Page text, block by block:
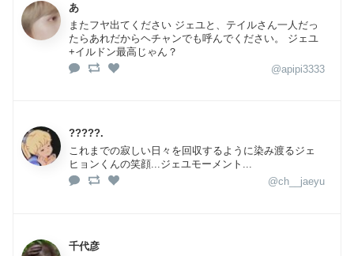
あ
またフヤ出てください ジェユと、テイルさん一人だっ
たらあれだからヘチャンでも呼んでください。 ジェユ
+イルドン最高じゃん？
@apipi3333
?????.
これまでの寂しい日々を回収するように染み渡るジェ
ヒョンくんの笑顔...ジェユモーメント...
@ch__jaeyu
千代彦